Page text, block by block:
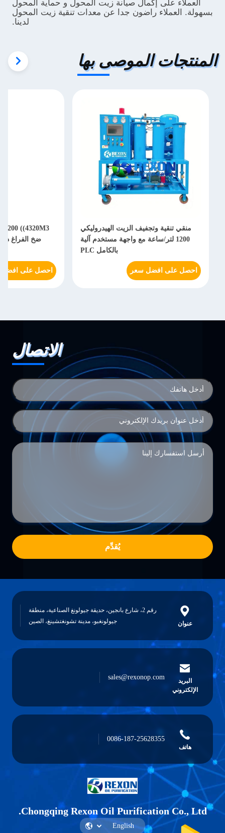
العملاء على إكمال صيانة زيت المحول و حماية المحول
بسهولة. العملاء راضون جدا عن معدات تنقية زيت المحول
لدينا.
المنتجات الموصى بها
منقي تنقية وتجفيف الزيت الهيدروليكي
1200 لتر/ساعة مع واجهة مستخدم آلية
بالكامل PLC
احصل على افضل سعر
ضخ الفراغ ذات
احصل على
الاتصال
يُقدِّم
عنوان
رقم 2، شارع بانجين، حديقة جيولونغ الصناعية، منطقة
جيولونغبو، مدينة تشونغتشينغ، الصين
البريد
الإلكتروني
sales@rexonop.com
هاتف
0086-187-25628355
Chongqing Rexon Oil Purification Co., Ltd.